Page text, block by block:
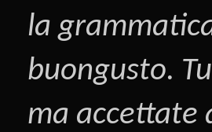
la
buongusto.
ma accettate